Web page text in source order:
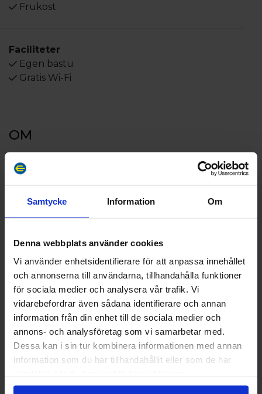
Samtycke Information Om
Denna webbplats använder cookies
Vi använder enhetsidentifierare för att anpassa innehållet
och annonserna till användarna, tillhandahålla funktioner
för sociala medier och analysera vår trafik. Vi
vidarebefordrar även sådana identifierare och annan
information från din enhet till de sociala medier och
annons- och analysföretag som vi samarbetar med.
Dessa kan i sin tur kombinera informationen med annan
information som du har tillhandahållit eller som de har
Frukost
Faciliteter
Egen bastu
Gratis Wi-Fi
OM
Centrum 1000 meter
Hiss
rådande situation
Lobbybar
Gratis trådlöst internet i alla rum och i lobbybaren
Restaurang, pizzeria och sportsbar Adlon Pizzeria &
Sportsbar
Uteservering
Bastu samt pool (mot bokning & avgift)
Lekrum, pingisbord och x-box.